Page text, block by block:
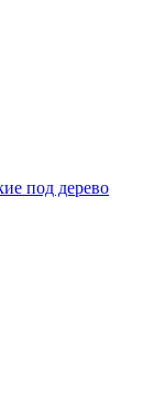
под дерево